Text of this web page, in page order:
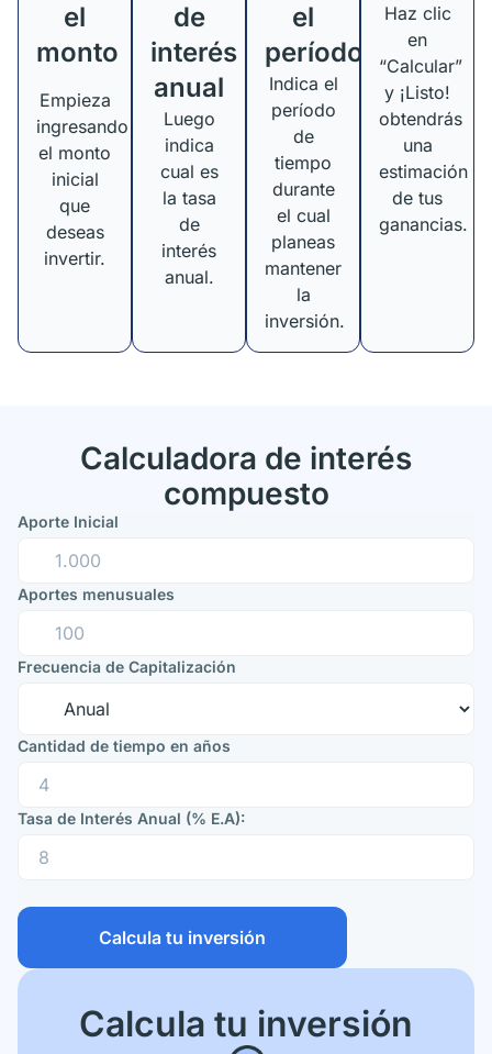
el
monto
Empieza
ingresando
el monto
inicial
que
deseas
invertir.
de
interés
anual
Luego
indica
cual es
la tasa
de
interés
anual.
el
período
Indica el
período
de
tiempo
durante
el cual
planeas
mantener
la
inversión.
Haz clic
en
“Calcular”
y ¡Listo!
obtendrás
una
estimación
de tus
ganancias.
Calculadora de interés
compuesto
Aporte Inicial
Aportes menusuales
Frecuencia de Capitalización
Cantidad de tiempo en años
Tasa de Interés Anual (% E.A):
Calcula tu inversión
Calcula tu inversión